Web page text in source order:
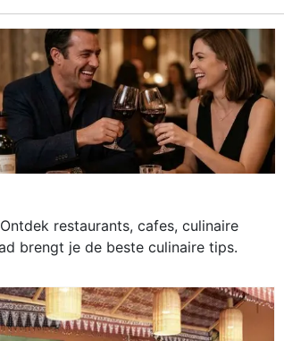
restaurants, cafes, culinaire
brengt je de beste culinaire tips.